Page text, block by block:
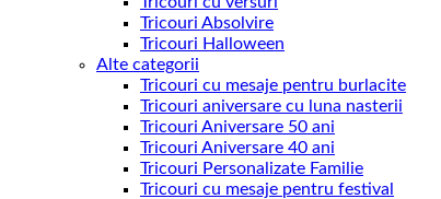
Tricouri Absolvire
Tricouri Halloween
Alte categorii
Tricouri cu mesaje pentru burlacite
Tricouri aniversare cu luna nasterii
Tricouri Aniversare 50 ani
Tricouri Aniversare 40 ani
Tricouri Personalizate Familie
Tricouri cu mesaje pentru festival